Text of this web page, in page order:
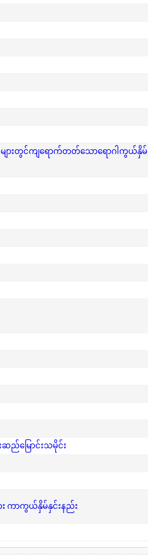
ျားတွင်ကျရောက်တတ်သောရောဂါကွယ်နှိမ်
ည်မြောင်းသမိုင်း
း ကာကွယ်နှိမ်နှင်းနည်း